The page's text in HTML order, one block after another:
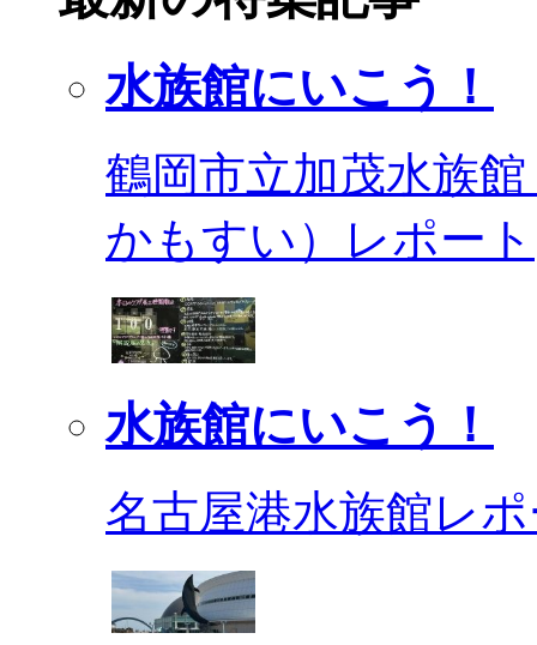
水族館にいこう！
鶴岡市立加茂水族
かもすい）レポート
水族館にいこう！
名古屋港水族館レ